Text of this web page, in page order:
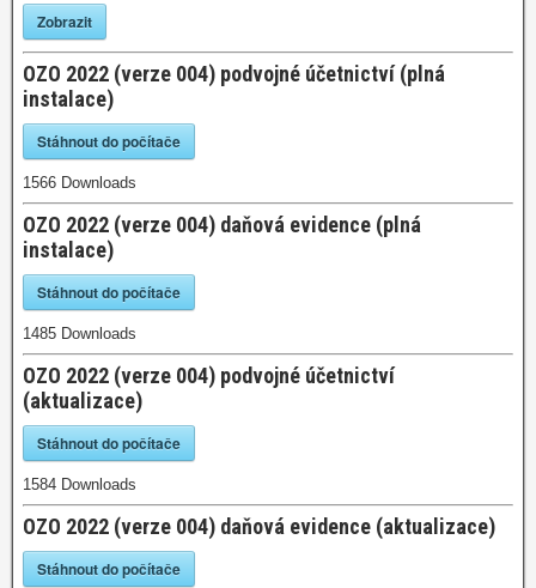
Zobrazit
OZO 2022 (verze 004) podvojné účetnictví (plná
instalace)
Stáhnout do počítače
1566 Downloads
OZO 2022 (verze 004) daňová evidence (plná
instalace)
Stáhnout do počítače
1485 Downloads
OZO 2022 (verze 004) podvojné účetnictví
(aktualizace)
Stáhnout do počítače
1584 Downloads
OZO 2022 (verze 004) daňová evidence (aktualizace)
Stáhnout do počítače